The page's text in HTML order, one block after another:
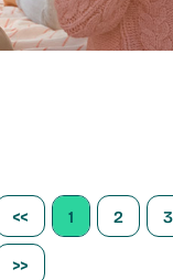
<< 1 2 3
>>